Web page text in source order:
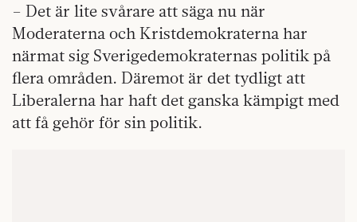
– Det är lite svårare att säga nu när
Moderaterna och Kristdemokraterna har
närmat sig Sverigedemokraternas politik på
flera områden. Däremot är det tydligt att
Liberalerna har haft det ganska kämpigt med
att få gehör för sin politik.